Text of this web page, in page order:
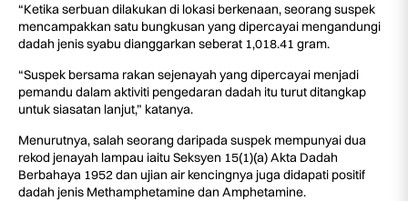
“Ketika serbuan dilakukan di lokasi berkenaan, seorang suspek
mencampakkan satu bungkusan yang dipercayai mengandungi
dadah jenis syabu dianggarkan seberat 1,018.41 gram.
“Suspek bersama rakan sejenayah yang dipercayai menjadi
pemandu dalam aktiviti pengedaran dadah itu turut ditangkap
untuk siasatan lanjut,” katanya.
Menurutnya, salah seorang daripada suspek mempunyai dua
rekod jenayah lampau iaitu Seksyen 15(1)(a) Akta Dadah
Berbahaya 1952 dan ujian air kencingnya juga didapati positif
dadah jenis Methamphetamine dan Amphetamine.